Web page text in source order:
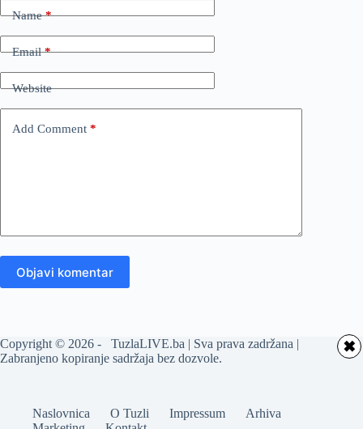
Name*
Email*
Website
Add Comment *
Objavi komentar
Copyright © 2026 - TuzlaLIVE.ba | Sva prava zadržana |
Zabranjeno kopiranje sadržaja bez dozvole.
Naslovnica O Tuzli Impressum
Arhiva
✖